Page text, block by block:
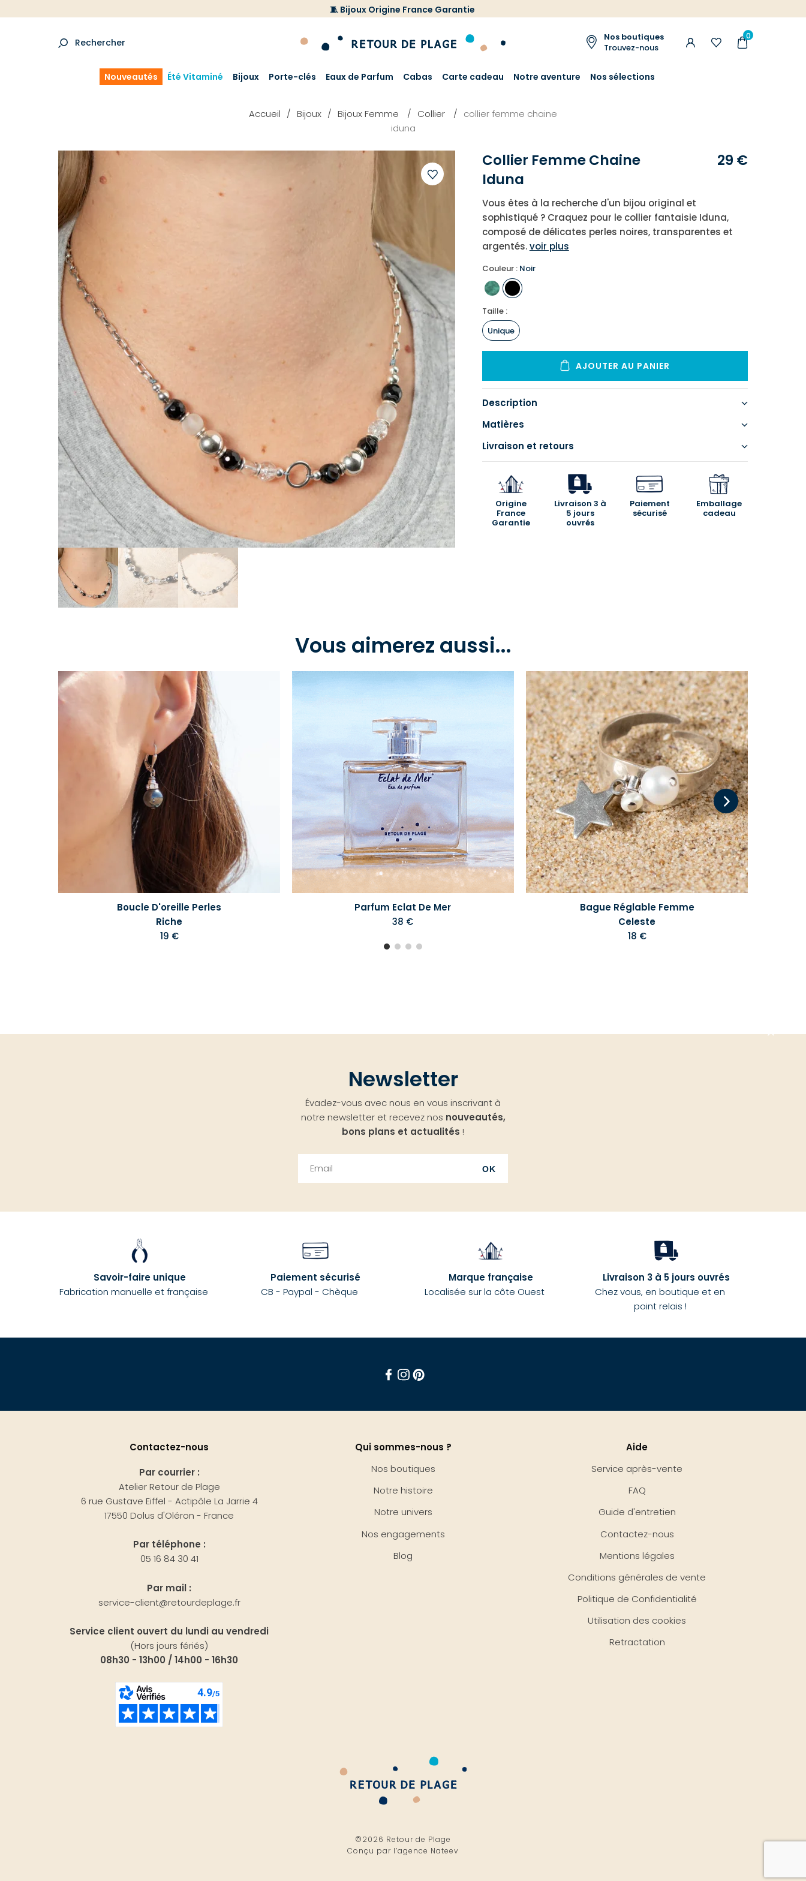
🧵 Bijoux Origine France Garantie
Rechercher
Nos boutiques
Trouvez-nous
0
Nouveautés Été Vitaminé Bijoux Porte-clés Eaux de Parfum Cabas Carte cadeau Notre aventure Nos sélections
Accueil Bijoux Bijoux Femme Collier
collier femme chaine
iduna
Collier Femme Chaine
Iduna
29 €
Vous êtes à la recherche d'un bijou original et
sophistiqué ? Craquez pour le collier fantaisie Iduna,
composé de délicates perles noires, transparentes et
argentés.voir plus
Couleur : Noir
Taille :
Unique
AJOUTER AU PANIER
Description
Matières
Livraison et retours
Origine
France
Garantie
Livraison 3 à
5 jours
ouvrés
Paiement
sécurisé
Emballage
cadeau
Vous aimerez aussi...
Boucle D'oreille Perles
Riche
19 €
Parfum Eclat De Mer
38 €
Bague Réglable Femme
Celeste
18 €
Newsletter
Évadez-vous avec nous en vous inscrivant à
notre newsletter et recevez nos nouveautés,
bons plans et actualités !
OK
Savoir-faire unique
Fabrication manuelle et française
Paiement sécurisé
CB - Paypal - Chèque
Marque française
Localisée sur la côte Ouest
Livraison 3 à 5 jours ouvrés
Chez vous, en boutique et en
point relais !
Contactez-nous
Par courrier :
Atelier Retour de Plage
6 rue Gustave Eiffel - Actipôle La Jarrie 4
17550 Dolus d'Oléron - France
Par téléphone :
05 16 84 30 41
Par mail :
service-client@retourdeplage.fr
Service client ouvert du lundi au vendredi
(Hors jours fériés)
08h30 - 13h00 / 14h00 - 16h30
Qui sommes-nous ?
Nos boutiques
Notre histoire
Notre univers
Nos engagements
Blog
Aide
Service après-vente
FAQ
Guide d'entretien
Contactez-nous
Mentions légales
Conditions générales de vente
Politique de Confidentialité
Utilisation des cookies
Retractation
©2026 Retour de Plage
Conçu par l’agence Nateev